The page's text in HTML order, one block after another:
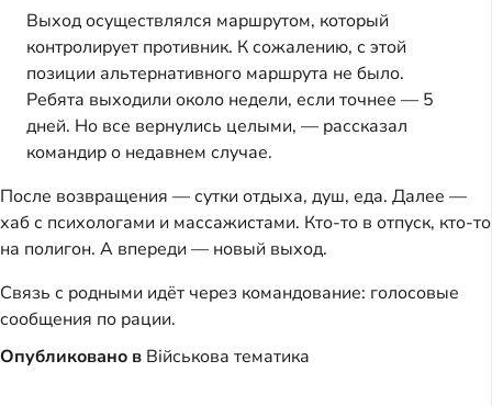
Выход осуществлялся маршрутом, который
контролирует противник. К сожалению, с этой
позиции альтернативного маршрута не было.
Ребята выходили около недели, если точнее — 5
дней. Но все вернулись целыми, — рассказал
командир о недавнем случае.
После возвращения — сутки отдыха, душ, еда. Далее —
хаб с психологами и массажистами. Кто-то в отпуск, кто-то
на полигон. А впереди — новый выход.
Связь с родными идёт через командование: голосовые
сообщения по рации.
Опубликовано в Військова тематика